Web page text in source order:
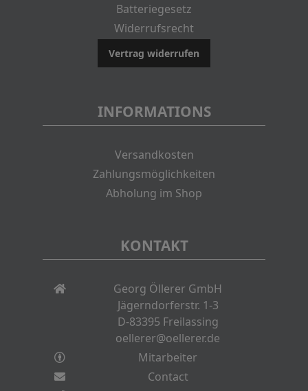
Batteriegesetz
Widerrufsrecht
Vertrag widerrufen
INFORMATIONS
Versandkosten
Zahlungsmöglichkeiten
Abholung im Shop
KONTAKT
Georg Öllerer GmbH
Jägerndorferstr. 1-3
D-83395 Freilassing
oellerer@oellerer.de
Mitarbeiter
Contact